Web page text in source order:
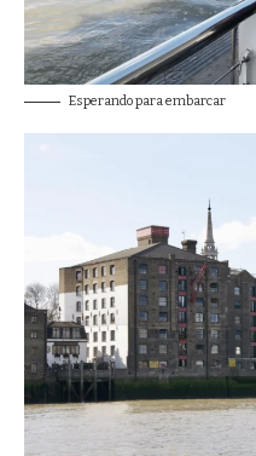
Esperando para embarcar